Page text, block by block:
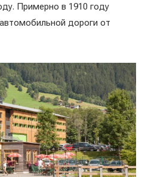
Примерно в 1910 году
дороги от